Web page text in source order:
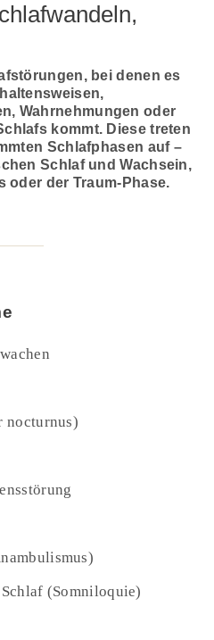
bei denen es
Wahr­nehmungen oder
kommt. Diese treten
Schlaf­phasen auf –
Schlaf und Wachsein,
oder der Traum-Phase.
nocturnus)
(Somniloquie)